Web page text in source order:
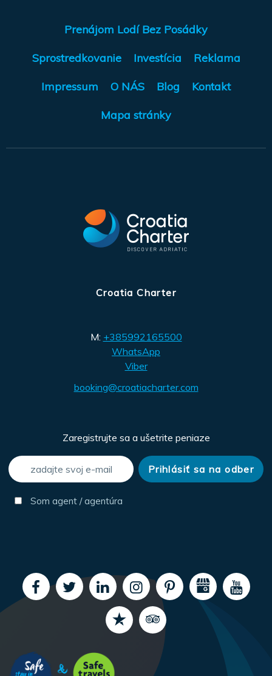
Prenájom Lodí Bez Posádky
Sprostredkovanie Investícia Reklama
Impressum O NÁS Blog Kontakt
Mapa stránky
Croatia Charter
M: +385992165500
WhatsApp
Viber
booking@croatiacharter.com
Zaregistrujte sa a ušetrite peniaze
Som agent / agentúra